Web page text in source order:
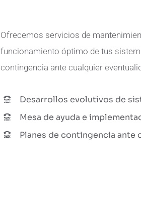
Ofrecemos servicios de
funcionamiento óptimo de tus
contingencia ante cualquier
Desarrollos evolutivos de
Mesa de ayuda e
Planes de contingencia